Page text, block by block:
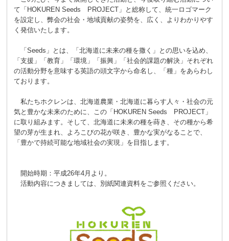
て「HOKUREN Seeds PROJECT」と総称して、統一ロゴマーク
を設定し、弊会の社会・地域貢献の姿勢を、広く、よりわかりやす
く発信いたします。
「Seeds」とは、「北海道に未来の種を撒く」との思いを込め、
「支援」「教育」「環境」「振興」「社会的課題の解決」それぞれ
の活動分野を意味する英語の頭文字から命名し、「種」をあらわし
ております。
私たちホクレンは、北海道農業・北海道に暮らす人々・社会の元
気と豊かな未来のために、この「HOKUREN Seeds PROJECT」
に取り組みます。そして、北海道に未来の種を蒔き、その種から希
望の芽が生まれ、よろこびの花が咲き、豊かな実がなることで、
「豊かで持続可能な地域社会の実現」を目指します。
開始時期：平成26年4月より。
活動内容につきましては、別紙関連資料をご参照ください。